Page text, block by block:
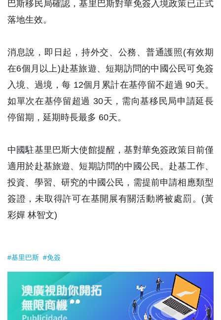
巴斯移民局確認，基里巴斯對華免簽入境政策已正式
落地生效。
消息說，即日起，持外交、公務、普通護照(有效期
在6個月以上)赴基旅遊、短期訪問的中國公民可免簽
入境、過境，每 12個月累計在基停留不超過 90天。
如單次在基停留超過 30天，需向基移民局申請延長
停留期，延期時長最多 60天。
中國駐基里巴斯大使館提醒，基對華免簽政策目前僅
適用於赴基旅遊、短期訪問的中國公民。赴基工作、
投資、學習、研究的中國公民，需提前申請相應類型
簽證，未取得許可在基開展有關活動將被處罰。(黃
彩嬋 林智文)
#基里巴斯 #免簽